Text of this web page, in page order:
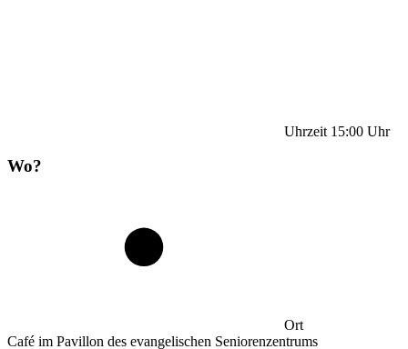
Uhrzeit 15:00 Uhr
Wo?
Ort
Café im Pavillon des evangelischen Seniorenzentrums